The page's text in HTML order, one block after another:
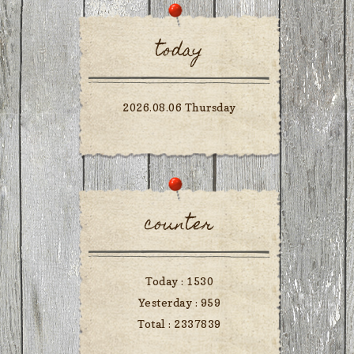
today
2026.08.06 Thursday
counter
Today : 1530
Yesterday : 959
Total : 2337839